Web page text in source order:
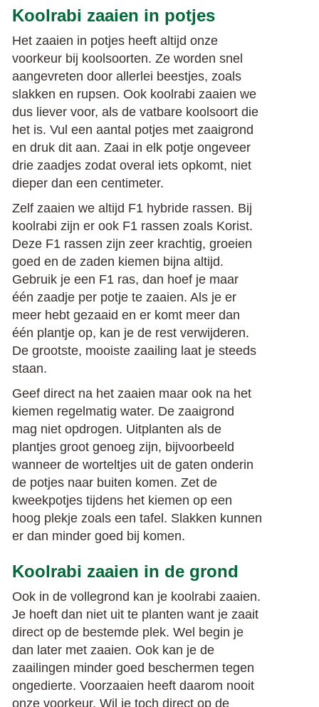
Koolrabi zaaien in potjes
Het zaaien in potjes heeft altijd onze
voorkeur bij koolsoorten. Ze worden snel
aangevreten door allerlei beestjes, zoals
slakken en rupsen. Ook koolrabi zaaien we
dus liever voor, als de vatbare koolsoort die
het is. Vul een aantal potjes met zaaigrond
en druk dit aan. Zaai in elk potje ongeveer
drie zaadjes zodat overal iets opkomt, niet
dieper dan een centimeter.
Zelf zaaien we altijd F1 hybride rassen. Bij
koolrabi zijn er ook F1 rassen zoals Korist.
Deze F1 rassen zijn zeer krachtig, groeien
goed en de zaden kiemen bijna altijd.
Gebruik je een F1 ras, dan hoef je maar
één zaadje per potje te zaaien. Als je er
meer hebt gezaaid en er komt meer dan
één plantje op, kan je de rest verwijderen.
De grootste, mooiste zaailing laat je steeds
staan.
Geef direct na het zaaien maar ook na het
kiemen regelmatig water. De zaaigrond
mag niet opdrogen. Uitplanten als de
plantjes groot genoeg zijn, bijvoorbeeld
wanneer de worteltjes uit de gaten onderin
de potjes naar buiten komen. Zet de
kweekpotjes tijdens het kiemen op een
hoog plekje zoals een tafel. Slakken kunnen
er dan minder goed bij komen.
Koolrabi zaaien in de grond
Ook in de vollegrond kan je koolrabi zaaien.
Je hoeft dan niet uit te planten want je zaait
direct op de bestemde plek. Wel begin je
dan later met zaaien. Ook kan je de
zaailingen minder goed beschermen tegen
ongedierte. Voorzaaien heeft daarom nooit
onze voorkeur. Wil je toch direct op de